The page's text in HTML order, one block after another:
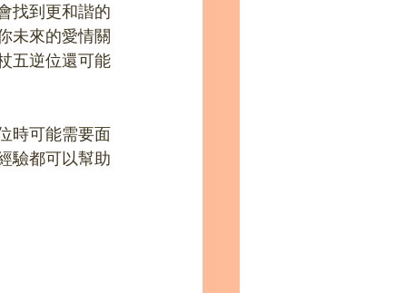
找到更和諧的
未來的愛情關
五逆位還可能
時可能需要面
驗都可以幫助